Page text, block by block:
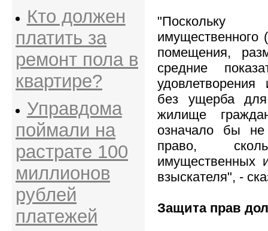
Кто должен
платить за
ремонт пола в
квартире?
Управдома
поймали на
растрате 100
миллионов
рублей
платежей
"Поскольку
имущественного
помещения,
средние
без ущерба для
жилище
означало бы не
право,
имущественных
взыскателя", -
Защита прав